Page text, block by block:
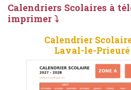
Calendriers Scolaires à
imprimer ⤵
Calendrier
Laval-le-Prieuré